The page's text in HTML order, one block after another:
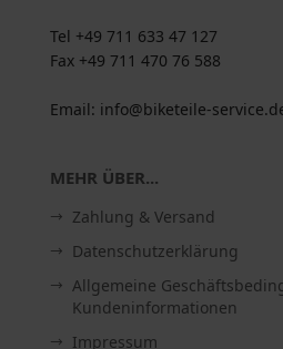
Tel +49 711 633 47 127
Fax +49 711 470 76 588
Email: info@biketeile-
MEHR ÜBER...
Zahlung & Versand
Datenschutzerklärung
Allgemeine
Kundeninformationen
Impressum